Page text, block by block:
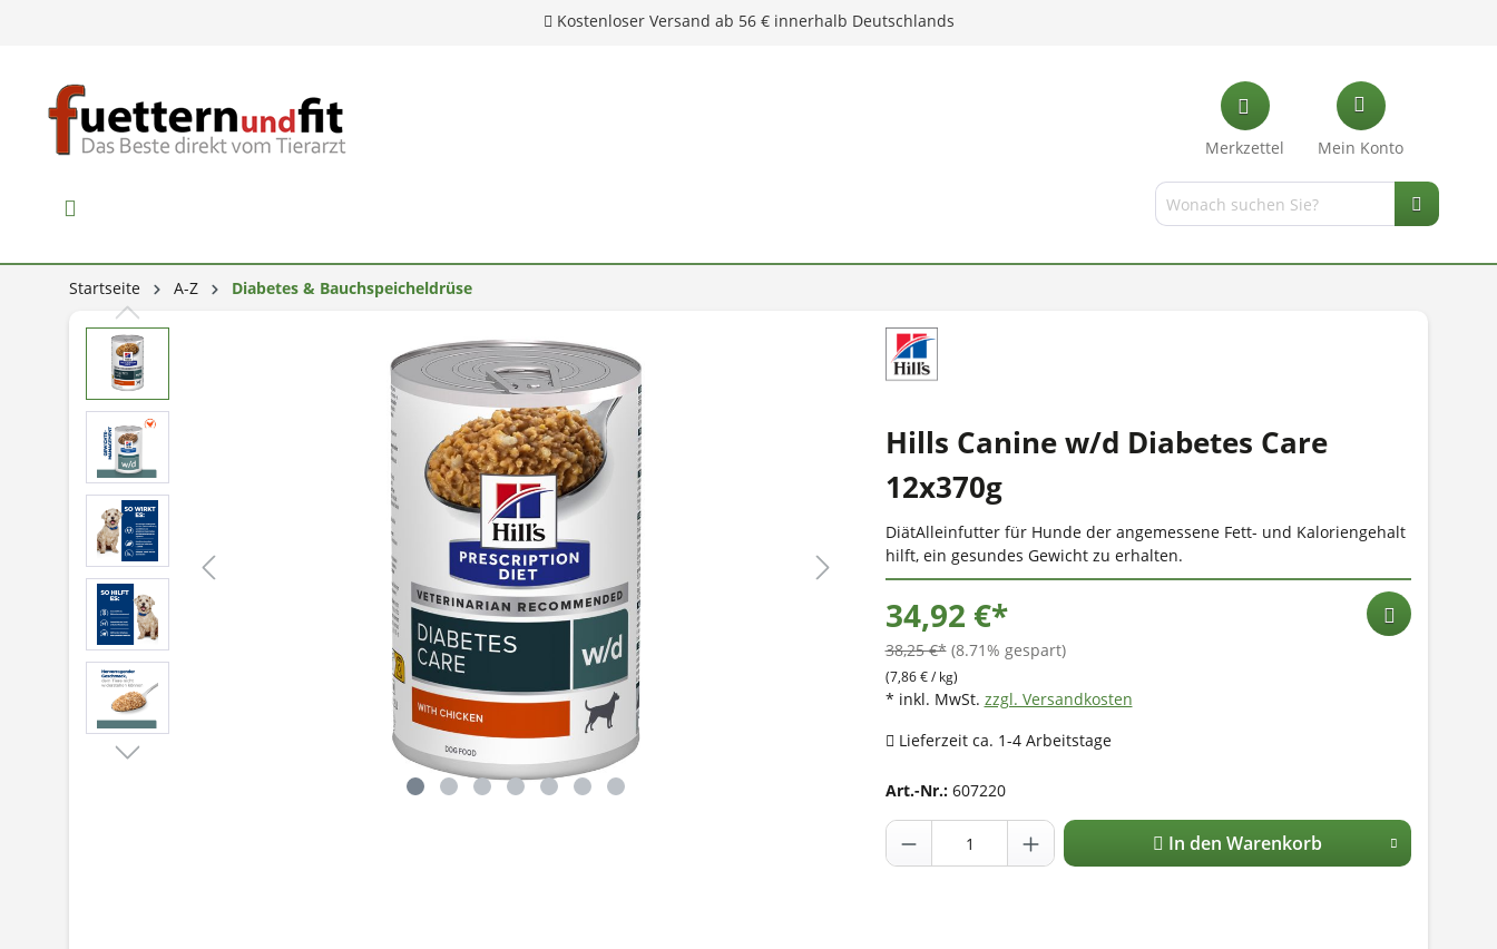
Merkzettel Mein Konto
Startseite A-Z Diabetes & Bauchspeicheldrüse
Hills Canine w/d Diabetes Care
12x370g
DiätAlleinfutter für Hunde der angemessene Fett- und Kaloriengehalt
hilft, ein gesundes Gewicht zu erhalten.
34,92 €*
38,25 €* (8.71% gespart)
(7,86 € / kg)
* inkl. MwSt. zzgl. Versandkosten
Lieferzeit ca. 1-4 Arbeitstage
Art.-Nr.: 607220
In den Warenkorb